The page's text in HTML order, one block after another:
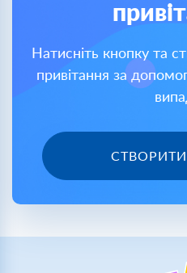
Натисніть кнопку та
привітання за
СТВОРИТИ